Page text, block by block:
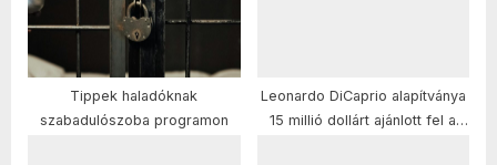
Tippek haladóknak
szabadulószoba programon
Leonardo DiCaprio alapítványa
15 millió dollárt ajánlott fel a